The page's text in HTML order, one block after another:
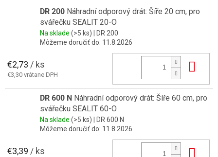
DR 200 Náhradní odporový drát: Šíře 20 cm, pro
svářečku SEALIT 20-O
Na sklade (>5 ks) | DR 200
Môžeme doručiť do: 11.8.2026
€2,73 / ks
€3,30 vrátane DPH
DR 600 N Náhradní odporový drát: Šíře 60 cm, pro
svářečku SEALIT 60-O
Na sklade (>5 ks) | DR 600 N
Môžeme doručiť do: 11.8.2026
€3,39 / ks